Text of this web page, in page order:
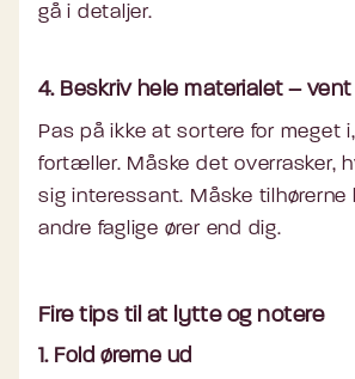
gå i detaljer.
4. Beskriv hele materialet –
Pas på ikke at sortere for meget
fortæller. Måske det overrasker,
sig interessant. Måske tilhørerne
andre faglige ører end dig.
Fire tips til at lytte og notere
1. Fold ørerne ud